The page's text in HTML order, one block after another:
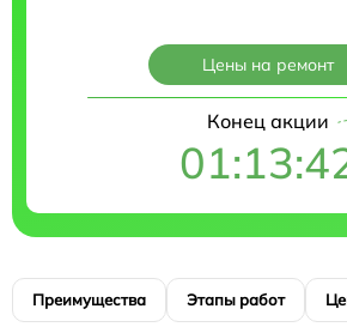
Цены на ремонт
Конец акции
Преимущества Этапы работ